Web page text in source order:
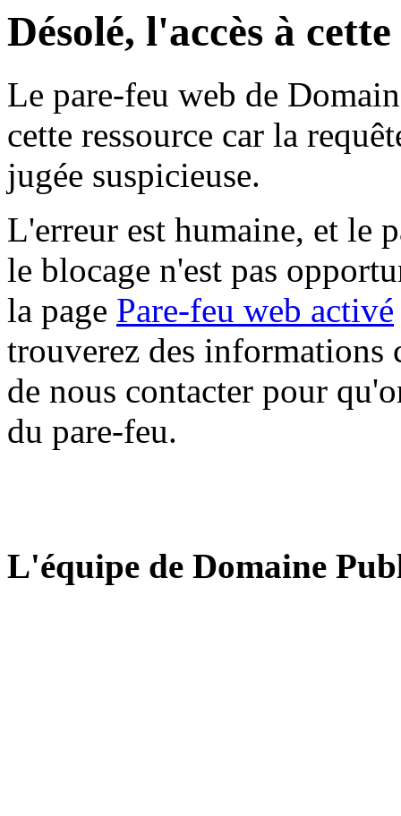
Désolé, l'accès à
Le pare-feu web de
cette ressource car la
jugée suspicieuse.
L'erreur est humaine, et le
le blocage n'est pas
la page Pare-feu web activé
trouverez des informations
de nous contacter pour
du pare-feu.
L'équipe de Domaine